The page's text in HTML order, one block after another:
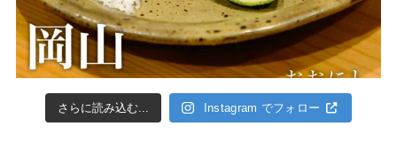
さらに読み込む... Instagram でフォロー